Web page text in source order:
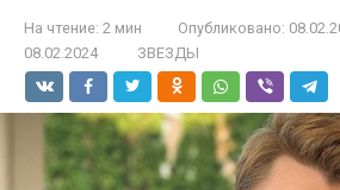
На чтение: 2 мин Опубликовано:
08.02.2024
ЗВЕЗДЫ